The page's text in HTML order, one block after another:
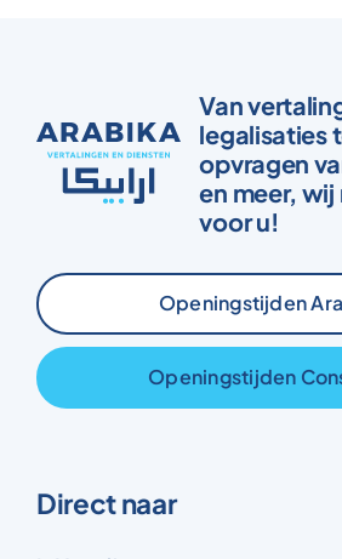
Van
legalisaties
opvragen
en meer,
voor u!
Openingstijden
Openingstijden
Direct naar